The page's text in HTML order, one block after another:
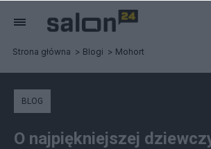
Strona główna Blogi Mohort
BLOG
O najpiękniejszej